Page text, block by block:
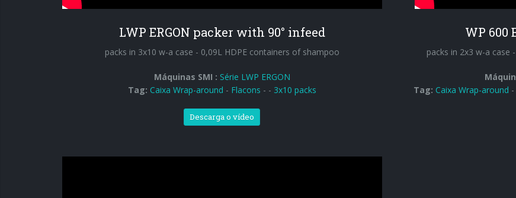
LWP ERGON packer with 90° infeed
packs in 3x10 w-a case - 0,09L HDPE containers of shampoo
Máquinas SMI : Série LWP ERGON
Tag: Caixa Wrap-around - Flacons - - 3x10 packs
Descarga o vídeo
WP 600
packs in 2x3 w-a case
Tag: Caixa Wrap-around -